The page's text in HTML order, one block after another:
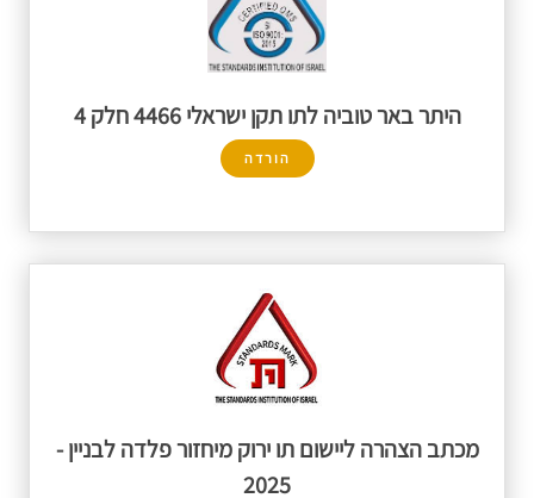
היתר באר טוביה לתו תקן ישראלי 4466 חלק 4
הורדה
מכתב הצהרה ליישום תו ירוק מיחזור פלדה לבניין -
2025